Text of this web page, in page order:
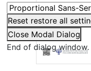
Reset restore all
Close Modal Dialog
End of dialog window.